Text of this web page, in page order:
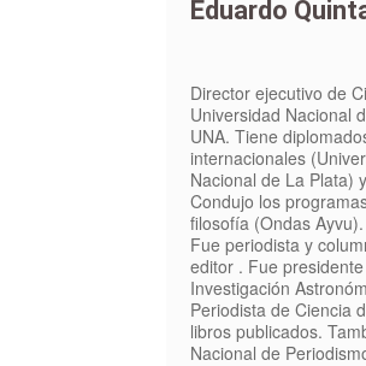
Eduardo
Director ejecutivo de
Universidad Nacional
UNA. Tiene
internacionales
Nacional de La Plata)
Condujo los
filosofía (Ondas Ayvu).
Fue periodista y
editor . Fue
Investigación
Periodista de Ciencia
libros publicados.
Nacional de